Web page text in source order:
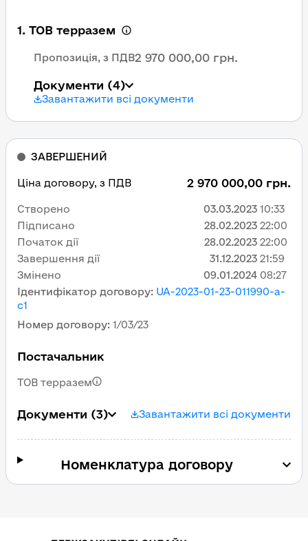
1. ТОВ терразем
Пропозиція, з ПДВ2 970 000,00 грн.
Документи (4)
Завантажити всі документи
Ідентифікатор договору: UA-2023-01-23-011990-a-
c1
Номер договору: 1/03/23
Постачальник
ТОВ терразем
Документи (3) Завантажити всі документи
ЗАВЕРШЕНИЙ
Ціна договору, з ПДВ 2 970 000,00 грн.
Створено 03.03.2023 10:33
Підписано
28.02.2023 22:00
Початок дії
28.02.2023 22:00
Завершення дії
31.12.2023 21:59
Змінено
09.01.2024 08:27
Номенклатура договору